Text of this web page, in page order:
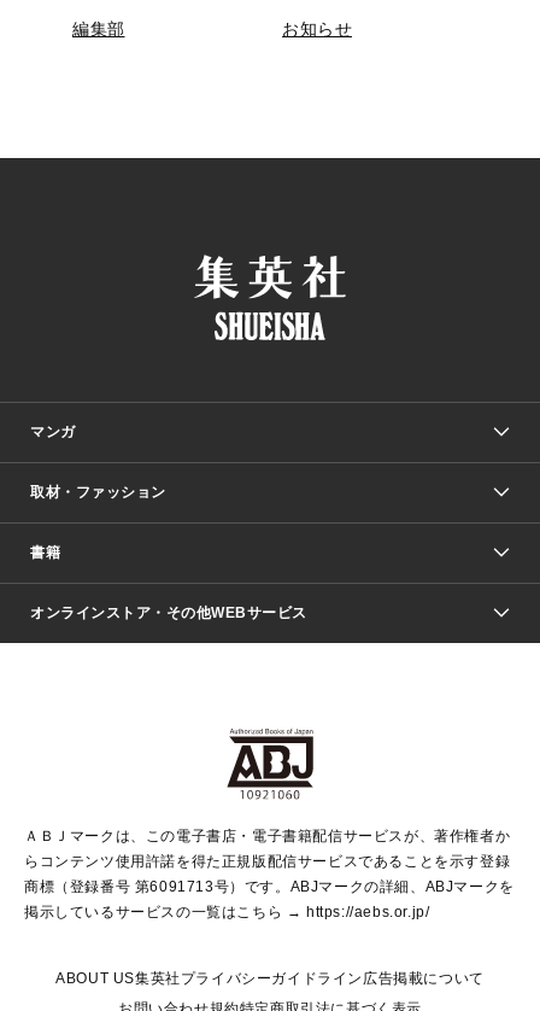
編集部 お知らせ
マンガ
少年マンガ
Vジャンプ
ジャンプルーキー！
ジャンプTOON
S-MANGA
集英社ジャンプリミックス
週刊ヤングジャンプ
ウルトラジャンプ
少女マンガ
リマコミ＋
マンガMeets
月刊オフィスユー
取材・ファッション
Seventeen
LEE
Marisol
T JAPAN:The New York Times Style Magazine
芸能・情報・スポーツ
パラスポ＋！
書籍
文芸・文庫・総合
青春と読書
アジア人物史
集英社新書
集英社新書プラス
よみタイ
ライトノベル・ノベライズ
集英社Webマガジン Cobalt
集英社オレンジ文庫
シフォン文庫
JUMP j BOOKS
集英社みらい文庫
S-KIDS.LAND
オンラインストア・その他WEBサービス
SHUEISHA MANGA-ART HERITAGE
HAPPY PLUS STORE
shueisha vox
EDITOR'S LAB
ＡＢＪマークは、この電子書店・電子書籍配信サービスが、著作権者か
らコンテンツ使用許諾を得た正規版配信サービスであることを示す登録
商標（登録番号 第6091713号）です。ABJマークの詳細、ABJマークを
掲示しているサービスの一覧はこちら → https://aebs.or.jp/
ABOUT US集英社プライバシーガイドライン 広告掲載について